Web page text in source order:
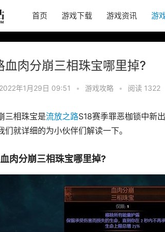
首页 游戏下载 游戏资讯 游
血肉分崩三相珠宝哪里掉?
2022年1月29日 09:51 • 游戏攻略 • 阅读 1322
三相珠宝是流放之路S18赛季罪恶枷锁中新
们就详细的为小伙伴们解读一下。
肉分崩三相珠宝哪里掉?